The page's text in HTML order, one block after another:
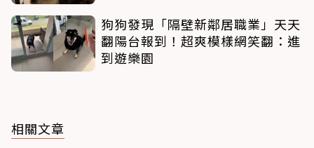
狗狗發現「隔壁新鄰居職業」天天
翻陽台報到！超爽模樣網笑翻：進
到遊樂園
相關文章